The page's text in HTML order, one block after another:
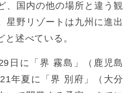
、国内の他の場所と違う観
星野リゾートは九州に進出
述べている。
日に「界 霧島」（鹿児島
年夏に「界 別府」（大分